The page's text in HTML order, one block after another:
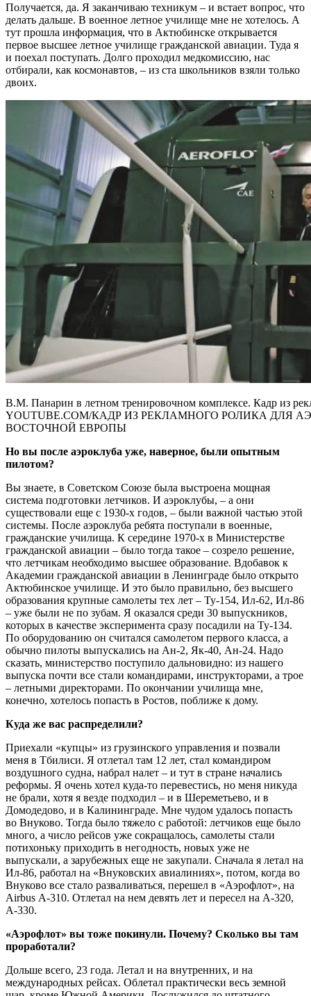
Получается, да. Я заканчиваю техникум – и встает вопрос, что
делать дальше. В военное летное училище мне не хотелось. А
тут прошла информация, что в Актюбинске открывается
первое высшее летное училище гражданской авиации. Туда я
и поехал поступать. Долго проходил медкомиссию, нас
отбирали, как космонавтов, – из ста школьников взяли только
двоих.
В.М. Панарин в летном тренировочном комплексе. Кадр из
YOUTUBE.COM/КАДР ИЗ РЕКЛАМНОГО РОЛИКА
ВОСТОЧНОЙ ЕВРОПЫ
Но вы после аэроклуба уже, наверное, были опытным
пилотом?
Вы знаете, в Советском Союзе была выстроена мощная
система подготовки летчиков. И аэроклубы, – а они
существовали еще с 1930-х годов, – были важной частью этой
системы. После аэроклуба ребята поступали в военные,
гражданские училища. К середине 1970-х в Министерстве
гражданской авиации – было тогда такое – созрело решение,
что летчикам необходимо высшее образование. Вдобавок к
Академии гражданской авиации в Ленинграде было открыто
Актюбинское училище. И это было правильно, без высшего
образования крупные самолеты тех лет – Ту-154, Ил-62, Ил-86
– уже были не по зубам. Я оказался среди 30 выпускников,
которых в качестве эксперимента сразу посадили на Ту-134.
По оборудованию он считался самолетом первого класса, а
обычно пилоты выпускались на Ан-2, Як-40, Ан-24. Надо
сказать, министерство поступило дальновидно: из нашего
выпуска почти все стали командирами, инструкторами, а трое
– летными директорами. По окончании училища мне,
конечно, хотелось попасть в Ростов, поближе к дому.
Куда же вас распределили?
Приехали «купцы» из грузинского управления и позвали
меня в Тбилиси. Я отлетал там 12 лет, стал командиром
воздушного судна, набрал налет – и тут в стране начались
реформы. Я очень хотел куда-то перевестись, но меня никуда
не брали, хотя я везде подходил – и в Шереметьево, и в
Домодедово, и в Калининграде. Мне чудом удалось попасть
во Внуково. Тогда было тяжело с работой: летчиков еще было
много, а число рейсов уже сокращалось, самолеты стали
потихоньку приходить в негодность, новых уже не
выпускали, а зарубежных еще не закупали. Сначала я летал на
Ил-86, работал на «Внуковских авиалиниях», потом, когда во
Внуково все стало разваливаться, перешел в «Аэрофлот», на
Airbus А-310. Отлетал на нем девять лет и пересел на A-320,
A-330.
«Аэрофлот» вы тоже покинули. Почему? Сколько вы там
проработали?
Дольше всего, 23 года. Летал и на внутренних, и на
международных рейсах. Облетал практически весь земной